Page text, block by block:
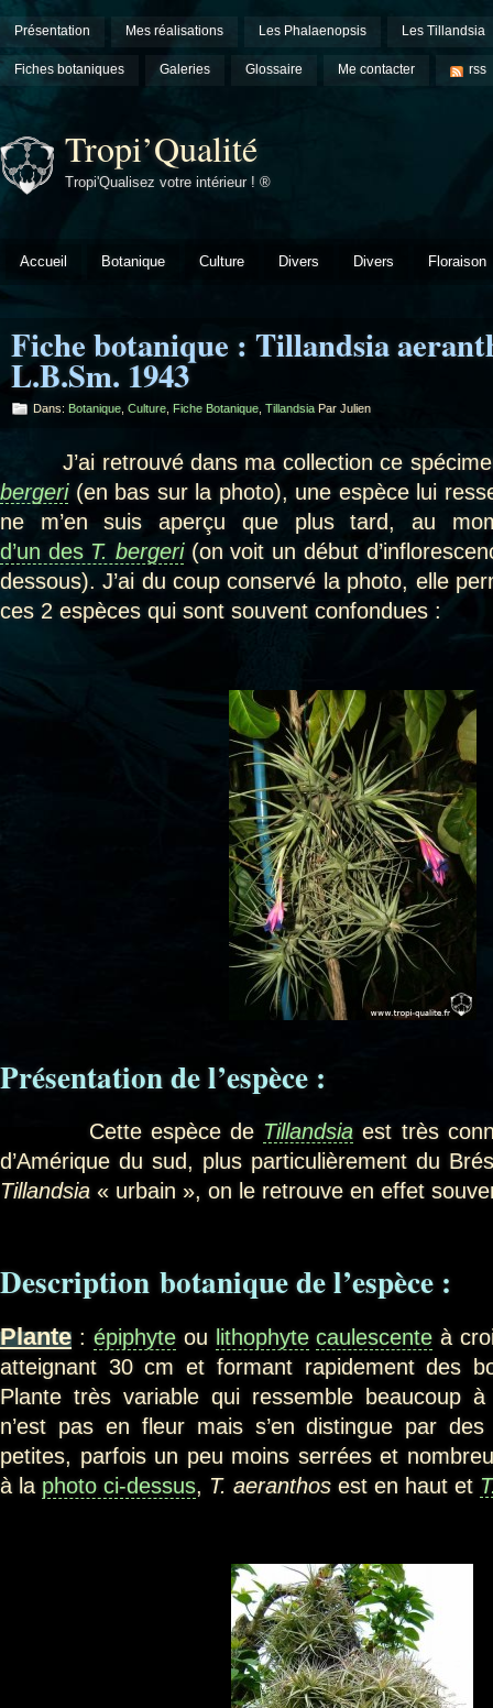
Présentation Mes réalisations Les Phalaenopsis Les Tillandsia
Fiches botaniques Galeries Glossaire Me contacter rss
Tropi’Qualité
Tropi'Qualisez votre intérieur ! ®
Accueil Botanique Culture Divers Divers Floraison
Fiche botanique : Tillandsia
L.B.Sm. 1943
Dans: Botanique Culture Fiche Botanique Tillandsia Par Julien
J’ai retrouvé dans ma collection ce
bergeri(en bas sur la photo), une espèce lui
ne m’en suis aperçu que plus tard, au
d’un des T. bergeri (on voit un début
dessous). J’ai du coup conservé la photo, elle
ces 2 espèces qui sont souvent confondues :
Présentation de l’espèce :
Cette espèce de Tillandsia est très
d’Amérique du sud, plus particulièrement du
Tillandsia « urbain », on le retrouve en effet
Description botanique de l’espèce :
Plante : épiphyteou lithophyte caulescente à
atteignant 30 cm et formant rapidement des
Plante très variable qui ressemble beaucoup
n’est pas en fleur mais s’en distingue par
petites, parfois un peu moins serrées et
à la photo ci-dessus, T. aeranthos est en haut et